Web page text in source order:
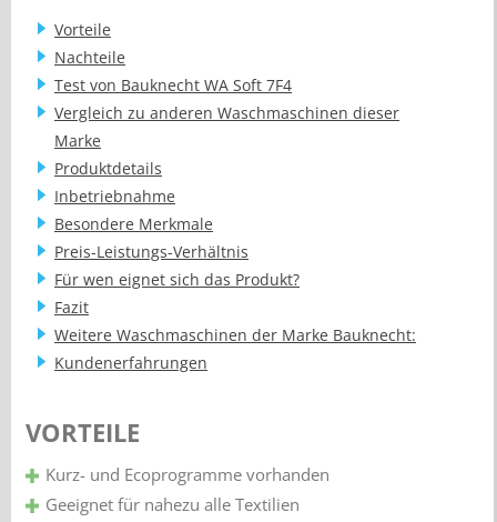
Vorteile
Nachteile
Test von Bauknecht WA Soft 7F4
Vergleich zu anderen Waschmaschinen dieser
Marke
Produktdetails
Inbetriebnahme
Besondere Merkmale
Preis-Leistungs-Verhältnis
Für wen eignet sich das Produkt?
Fazit
Weitere Waschmaschinen der Marke Bauknecht:
Kundenerfahrungen
VORTEILE
Kurz- und Ecoprogramme vorhanden
Geeignet für nahezu alle Textilien